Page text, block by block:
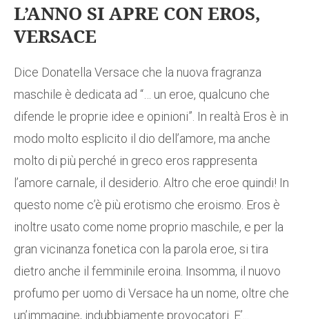
L’ANNO SI APRE CON EROS,
VERSACE
Dice Donatella Versace che la nuova fragranza
maschile è dedicata ad “… un eroe, qualcuno che
difende le proprie idee e opinioni”. In realtà Eros è in
modo molto esplicito il dio dell’amore, ma anche
molto di più perché in greco eros rappresenta
l’amore carnale, il desiderio. Altro che eroe quindi! In
questo nome c’è più erotismo che eroismo. Eros è
inoltre usato come nome proprio maschile, e per la
gran vicinanza fonetica con la parola eroe, si tira
dietro anche il femminile eroina. Insomma, il nuovo
profumo per uomo di Versace ha un nome, oltre che
un’immagine, indubbiamente provocatori. E’...